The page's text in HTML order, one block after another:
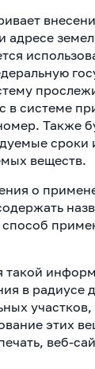
адресе
в системе
Также
сроки
веществ.
о
такой
в радиусе
участков,
этих
веб-